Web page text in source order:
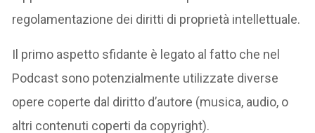
regolamentazione dei diritti di proprietà intellettuale.
Il primo aspetto sfidante è legato al fatto che nel
Podcast sono potenzialmente utilizzate diverse
opere coperte dal diritto d’autore (musica, audio, o
altri contenuti coperti da copyright).